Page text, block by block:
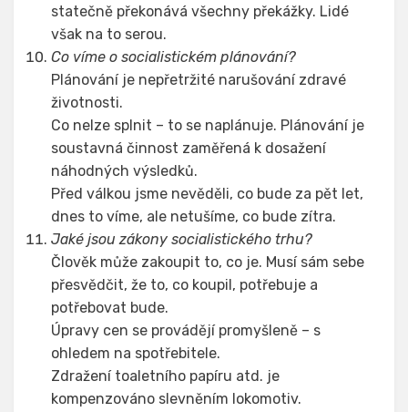
statečně překonává všechny překážky. Lidé
však na to serou.
Co víme o socialistickém plánování?
Plánování je nepřetržité narušování zdravé
životnosti.
Co nelze splnit – to se naplánuje. Plánování je
soustavná činnost zaměřená k dosažení
náhodných výsledků.
Před válkou jsme nevěděli, co bude za pět let,
dnes to víme, ale netušíme, co bude zítra.
Jaké jsou zákony socialistického trhu?
Člověk může zakoupit to, co je. Musí sám sebe
přesvědčit, že to, co koupil, potřebuje a
potřebovat bude.
Úpravy cen se provádějí promyšleně – s
ohledem na spotřebitele.
Zdražení toaletního papíru atd. je
kompenzováno slevněním lokomotiv.